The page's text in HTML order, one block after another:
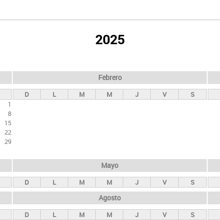
2025
1
8
15
22
29
Febrero
D L M M J V S
Mayo
D L M M J V S
Agosto
D L M M J V S